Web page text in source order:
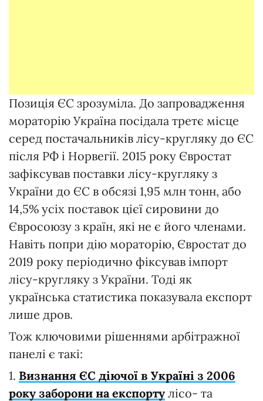
Позиція ЄС зрозуміла. До запровадження
мораторію Україна посідала третє місце
серед постачальників лісу-кругляку до ЄС
після РФ і Норвегії. 2015 року Євростат
зафіксував поставки лісу-кругляку з
України до ЄС в обсязі 1,95 млн тонн, або
14,5% усіх поставок цієї сировини до
Євросоюзу з країн, які не є його членами.
Навіть попри дію мораторію, Євростат до
2019 року періодично фіксував імпорт
лісу-кругляку з України. Тоді як
українська статистика показувала експорт
лише дров.
Тож ключовими рішеннями арбітражної
панелі є такі:
1. Визнання ЄС діючої в Україні з 2006
року заборони на експорту лісо- та